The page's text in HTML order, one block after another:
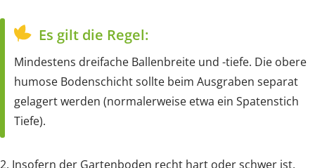
Es gilt die Regel:
Mindestens dreifache Ballenbreite und -tiefe. Die obere
humose Bodenschicht sollte beim Ausgraben separat
gelagert werden (normalerweise etwa ein Spatenstich
Tiefe).
2. Insofern der Gartenboden recht hart oder schwer ist,